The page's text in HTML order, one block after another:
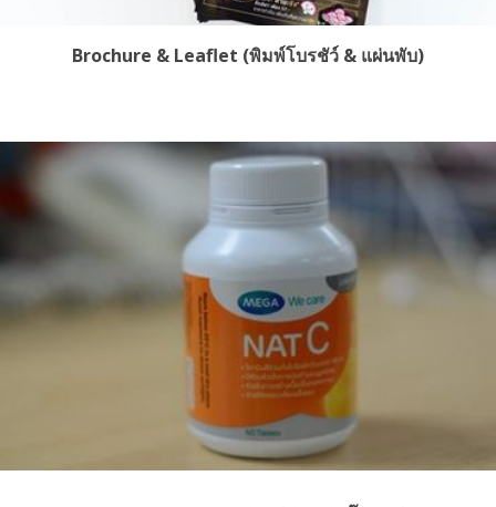
Brochure & Leaflet (พิมพ์โบรชัว์ & แผ่นพับ)